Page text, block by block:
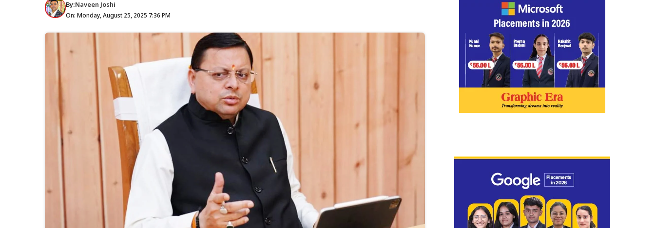
By:Naveen Joshi
On: Monday, August 25, 2025 7:36 PM